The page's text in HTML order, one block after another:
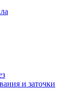
и заточки